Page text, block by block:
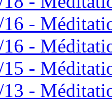
-
-
-
-